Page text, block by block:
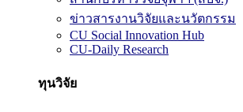
ข่าวสารงานวิจัยและนวัตกรรม
CU Social Innovation Hub
CU-Daily Research
ทุนวิจัย